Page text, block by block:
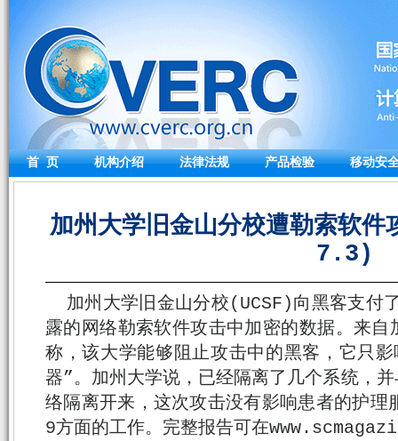
首 页 机构介绍 法律法规 产品检验 移动安
加州大学旧金山分校遭勒索软
7.3)
加州大学旧金山分校(UCSF)向黑客支付
露的网络勒索软件攻击中加密的数据。来
称，该大学能够阻止攻击中的黑客，它只
器”。加州大学说，已经隔离了几个系统，
络隔离开来，这次攻击没有影响患者的护
9方面的工作。完整报告可在